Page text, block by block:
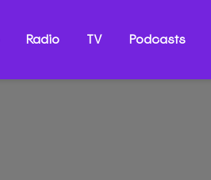
Radio TV Podcasts